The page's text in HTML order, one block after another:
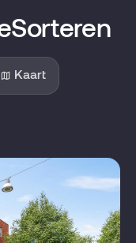
Sorteren
Kaart